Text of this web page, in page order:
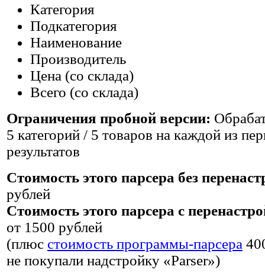
Категория
Подкатегория
Наименование
Производитель
Цена (со склада)
Всего (со склада)
Ограничения пробной версии:
5 категорий / 5 товаров на каждой из
результатов
Стоимость этого парсера без
рублей
Стоимость этого парсера c
от 1500 рублей
(плюс стоимость программы-парсера
не покупали надстройку «Parser»)